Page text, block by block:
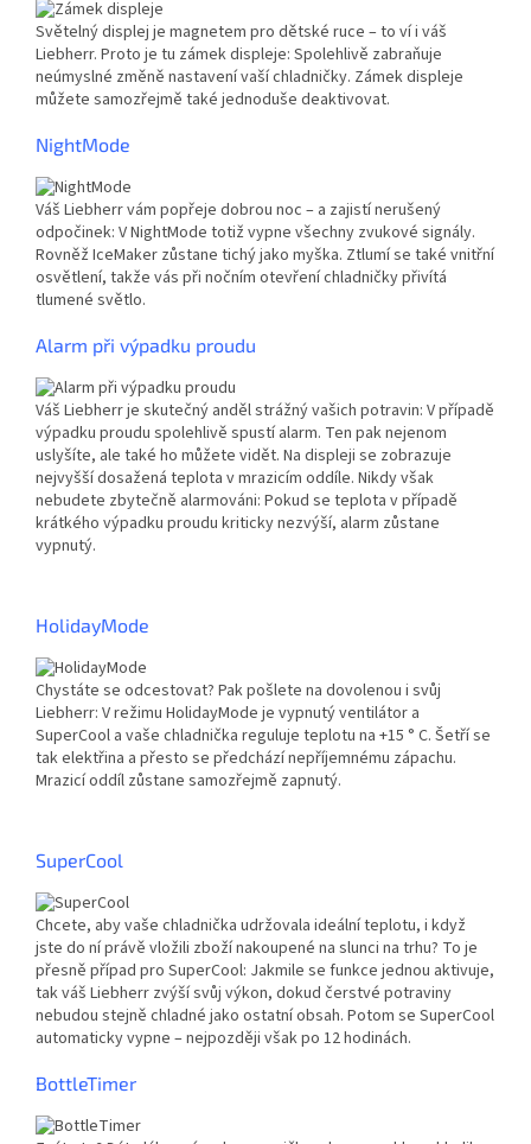
Světelný displej je magnetem pro dětské ruce – to ví i váš
Liebherr. Proto je tu zámek displeje: Spolehlivě zabraňuje
neúmyslné změně nastavení vaší chladničky. Zámek displeje
můžete samozřejmě také jednoduše deaktivovat.
NightMode
Váš Liebherr vám popřeje dobrou noc – a zajistí nerušený
odpočinek: V NightMode totiž vypne všechny zvukové signály.
Rovněž IceMaker zůstane tichý jako myška. Ztlumí se také vnitřní
osvětlení, takže vás při nočním otevření chladničky přivítá
tlumené světlo.
Alarm při výpadku proudu
Váš Liebherr je skutečný anděl strážný vašich potravin: V případě
výpadku proudu spolehlivě spustí alarm. Ten pak nejenom
uslyšíte, ale také ho můžete vidět. Na displeji se zobrazuje
nejvyšší dosažená teplota v mrazicím oddíle. Nikdy však
nebudete zbytečně alarmováni: Pokud se teplota v případě
krátkého výpadku proudu kriticky nezvýší, alarm zůstane
vypnutý.
HolidayMode
Chystáte se odcestovat? Pak pošlete na dovolenou i svůj
Liebherr: V režimu HolidayMode je vypnutý ventilátor a
SuperCool a vaše chladnička reguluje teplotu na +15 ° C. Šetří se
tak elektřina a přesto se předchází nepříjemnému zápachu.
Mrazicí oddíl zůstane samozřejmě zapnutý.
SuperCool
Chcete, aby vaše chladnička udržovala ideální teplotu, i když
jste do ní právě vložili zboží nakoupené na slunci na trhu? To je
přesně případ pro SuperCool: Jakmile se funkce jednou aktivuje,
tak váš Liebherr zvýší svůj výkon, dokud čerstvé potraviny
nebudou stejně chladné jako ostatní obsah. Potom se SuperCool
automaticky vypne – nejpozději však po 12 hodinách.
BottleTimer